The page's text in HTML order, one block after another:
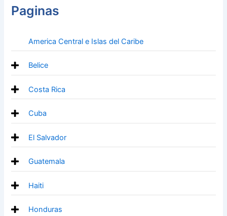
Paginas
America Central e Islas del Caribe
Belice
Costa Rica
Cuba
El Salvador
Guatemala
Haiti
Honduras